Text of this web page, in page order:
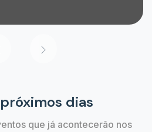
dias
que já acontecerão nos